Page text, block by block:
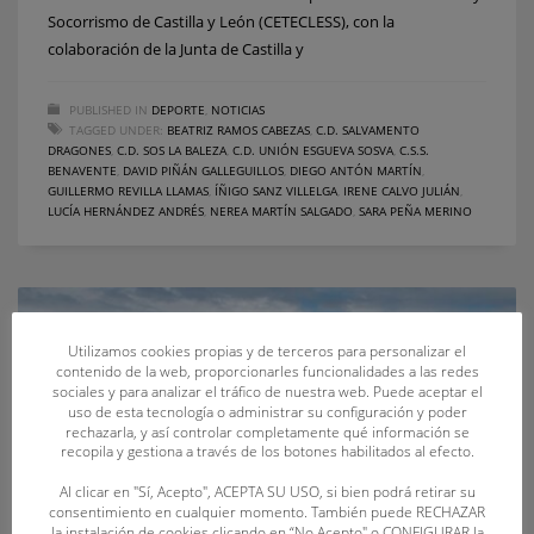
Socorrismo de Castilla y León (CETECLESS), con la
colaboración de la Junta de Castilla y
PUBLISHED IN DEPORTE NOTICIAS
TAGGED UNDER: BEATRIZ RAMOS CABEZAS C.D. SALVAMENTO
DRAGONES C.D. SOS LA BALEZA C.D. UNIÓN ESGUEVA SOSVA C.S.S.
BENAVENTE DAVID PIÑÁN GALLEGUILLOS DIEGO ANTÓN MARTÍN
GUILLERMO REVILLA LLAMAS ÍÑIGO SANZ VILLELGA IRENE CALVO JULIÁN
LUCÍA HERNÁNDEZ ANDRÉS NEREA MARTÍN SALGADO SARA PEÑA MERINO
Utilizamos cookies propias y de terceros para personalizar el
contenido de la web, proporcionarles funcionalidades a las redes
sociales y para analizar el tráfico de nuestra web. Puede aceptar el
uso de esta tecnología o administrar su configuración y poder
rechazarla, y así controlar completamente qué información se
recopila y gestiona a través de los botones habilitados al efecto.
Al clicar en "Sí, Acepto", ACEPTA SU USO, si bien podrá retirar su
consentimiento en cualquier momento. También puede RECHAZAR